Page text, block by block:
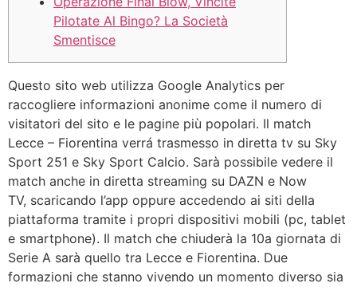
Pilotate Al Bingo? La Società
Smentisce
Questo sito web utilizza Google Analytics per
raccogliere informazioni anonime come il numero di
visitatori del sito e le pagine più popolari. Il match
Lecce – Fiorentina verrá trasmesso in diretta tv su Sky
Sport 251 e Sky Sport Calcio. Sarà possibile vedere il
match anche in diretta streaming su DAZN e Now
TV, scaricando l’app oppure accedendo ai siti della
piattaforma tramite i propri dispositivi mobili (pc, tablet
e smartphone). Il match che chiuderà la 10a giornata di
Serie A sarà quello tra Lecce e Fiorentina. Due
formazioni che stanno vivendo un momento diverso sia